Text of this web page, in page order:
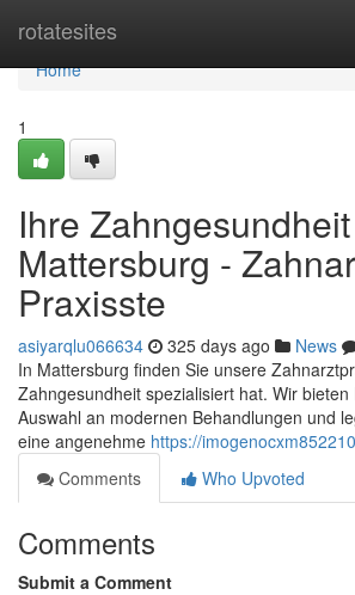
rotatesites
Home
Home
1
Ihre
Mattersburg -
Praxisste
asiyarqlu066634 325 days ago News
In Mattersburg finden Sie unsere
Zahngesundheit spezialisiert hat. Wir
Auswahl an modernen Behandlungen und
eine angenehme https://
Comments
Who Upvoted
Comments
Submit a Comment